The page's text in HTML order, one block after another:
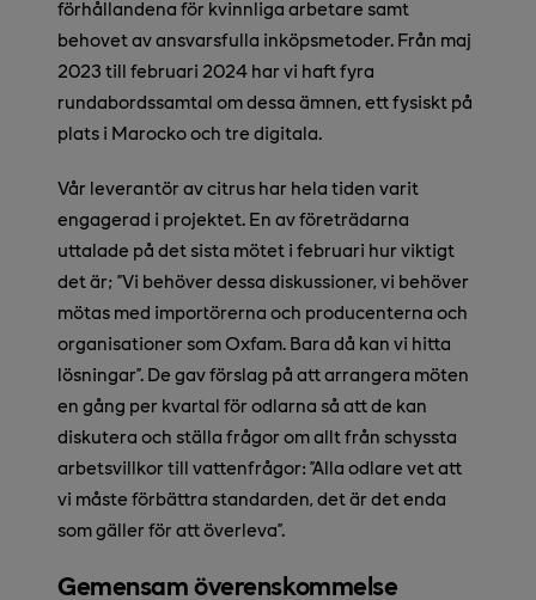
förhållandena för kvinnliga arbetare samt
behovet av ansvarsfulla inköpsmetoder. Från maj
2023 till februari 2024 har vi haft fyra
rundabordssamtal om dessa ämnen, ett fysiskt på
plats i Marocko och tre digitala.
Vår leverantör av citrus har hela tiden varit
engagerad i projektet. En av företrädarna
uttalade på det sista mötet i februari hur viktigt
det är; ”Vi behöver dessa diskussioner, vi behöver
mötas med importörerna och producenterna och
organisationer som Oxfam. Bara då kan vi hitta
lösningar”. De gav förslag på att arrangera möten
en gång per kvartal för odlarna så att de kan
diskutera och ställa frågor om allt från schyssta
arbetsvillkor till vattenfrågor: ”Alla odlare vet att
vi måste förbättra standarden, det är det enda
som gäller för att överleva”.
Gemensam överenskommelse